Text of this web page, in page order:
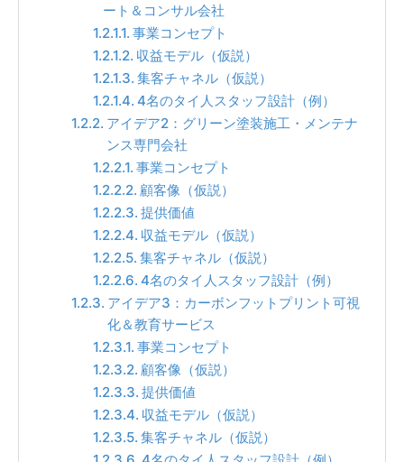
ート＆コンサル会社
事業コンセプト
収益モデル（仮説）
集客チャネル（仮説）
4名のタイ人スタッフ設計（例）
アイデア2：グリーン塗装施工・メンテナ
ンス専門会社
事業コンセプト
顧客像（仮説）
提供価値
収益モデル（仮説）
集客チャネル（仮説）
4名のタイ人スタッフ設計（例）
アイデア3：カーボンフットプリント可視
化＆教育サービス
事業コンセプト
顧客像（仮説）
提供価値
収益モデル（仮説）
集客チャネル（仮説）